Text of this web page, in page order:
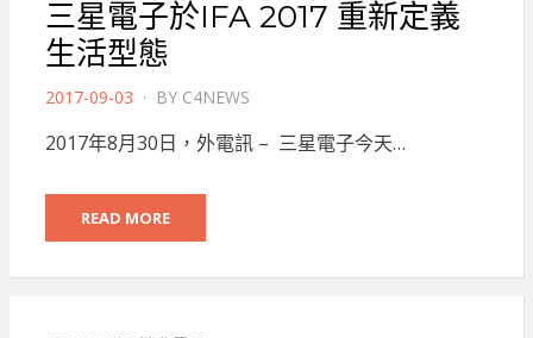
三星電子於IFA 2017 重新定義
生活型態
POSTED
2017-09-03 BY C4NEWS
2017年8月30日，外電訊 – 三星電子今天…
READ MORE